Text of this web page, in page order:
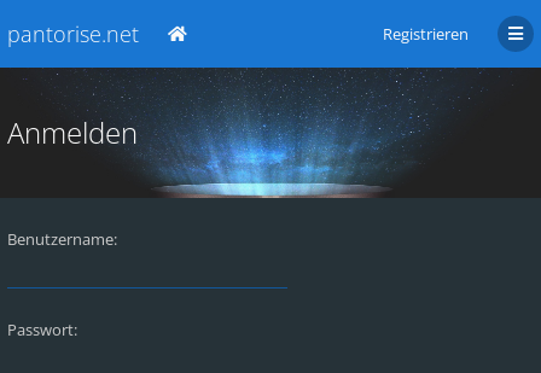
pantorise.net Registrieren
Anmelden
Benutzername:
Passwort: